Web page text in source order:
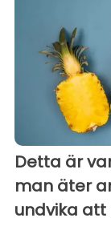
Detta är
man äter
undvika